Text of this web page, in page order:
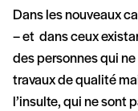
Dans les nouveaux
– et dans ceux
des personnes qui
travaux de qualité
l’insulte, qui ne sont